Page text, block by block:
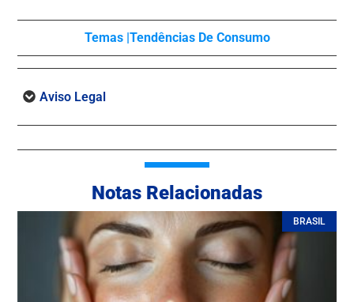
Temas |Tendências De Consumo
Aviso Legal
Notas Relacionadas
BRASIL